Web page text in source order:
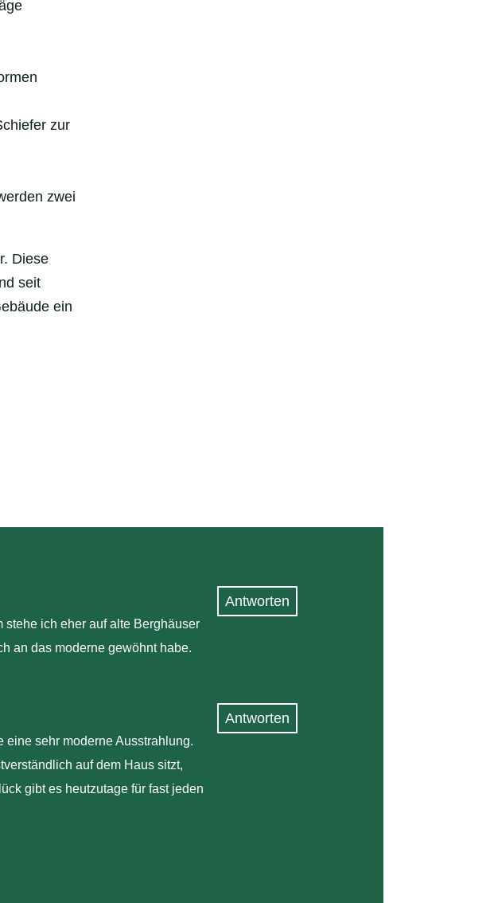
zur
zwei
Diese
seit
ein
ich eher auf alte Berghäuser
an das moderne gewöhnt habe.
Antworten
eine sehr moderne Ausstrahlung.
auf dem Haus sitzt,
gibt es heutzutage für fast jeden
Antworten